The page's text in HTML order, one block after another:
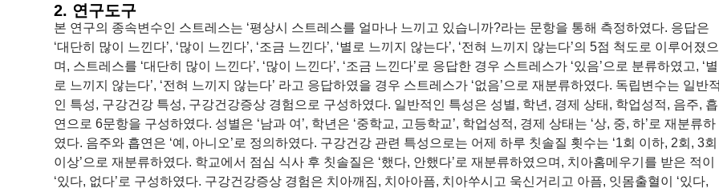
2. 연구도구
본 연구의 종속변수인 스트레스는 ‘평상시 스트레스를 얼마나 느끼고 있습니까?라는 문항을 통해 측정하였다. 응답은
‘대단히 많이 느낀다’, ‘많이 느낀다’, ‘조금 느낀다’, ‘별로 느끼지 않는다’, ‘전혀 느끼지 않는다’의 5점 척도로 이루어졌으
며, 스트레스를 ‘대단히 많이 느낀다’, ‘많이 느낀다’, ‘조금 느낀다’로 응답한 경우 스트레스가 ‘있음’으로 분류하였고, ‘별
로 느끼지 않는다’, ‘전혀 느끼지 않는다’ 라고 응답하였을 경우 스트레스가 ‘없음’으로 재분류하였다. 독립변수는 일반적
인 특성, 구강건강 특성, 구강건강증상 경험으로 구성하였다. 일반적인 특성은 성별, 학년, 경제 상태, 학업성적, 음주, 흡
연으로 6문항을 구성하였다. 성별은 ‘남과 여’, 학년은 ‘중학교, 고등학교’, 학업성적, 경제 상태는 ‘상, 중, 하’로 재분류하
였다. 음주와 흡연은 ‘예, 아니오’로 정의하였다. 구강건강 관련 특성으로는 어제 하루 칫솔질 횟수는 ‘1회 이하, 2회, 3회
이상’으로 재분류하였다. 학교에서 점심 식사 후 칫솔질은 ‘했다, 안했다’로 재분류하였으며, 치아홈메우기를 받은 적이
‘있다, 없다’로 구성하였다. 구강건강증상 경험은 치아깨짐, 치아아픔, 치아쑤시고 욱신거리고 아픔, 잇몸출혈이 ‘있다,